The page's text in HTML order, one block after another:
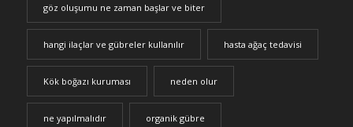
göz oluşumu ne zaman başlar ve biter
hangi ilaçlar ve gübreler kullanılır hasta ağaç tedavisi
Kök boğazı kuruması neden olur
ne yapılmalıdır organik gübre